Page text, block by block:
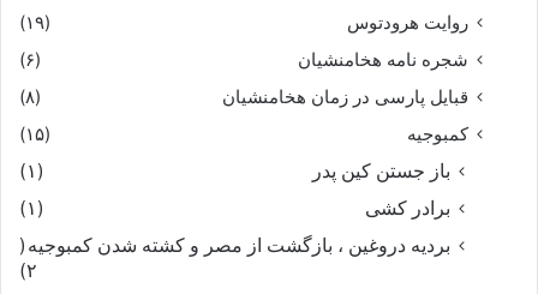
روایت هرودتوس
(۱۹)
شجره نامه هخامنشیان
(۶)
قبایل پارسی در زمان هخامنشیان
(۸)
کمبوجیه
(۱۵)
باز جستن کین پدر
(۱)
برادر کشی
(۱)
بردیه دروغین ، بازگشت از مصر و کشته شدن کمبوجیه (
۲)